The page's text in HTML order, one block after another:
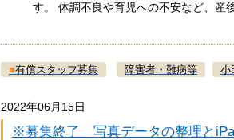
す。 体調不良や育児への不安など、
■有償スタッフ募集 障害者・難病等 小
2022年06月15日
※募集終了 写真データの整理と